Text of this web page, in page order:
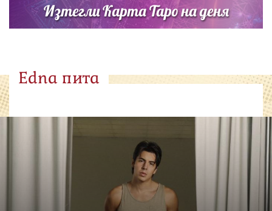
Изтегли Карта Таро на деня
Edna пита